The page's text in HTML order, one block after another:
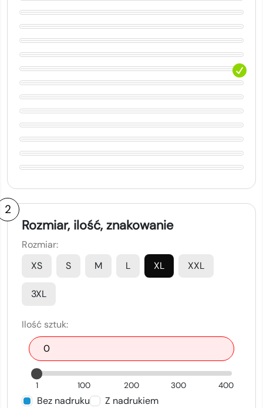
2
Rozmiar, ilość, znakowanie
Rozmiar:
XS
S M L XL XXL
3XL
Ilość sztuk:
1 100 200 300 400
Bez nadruku
Z nadrukiem